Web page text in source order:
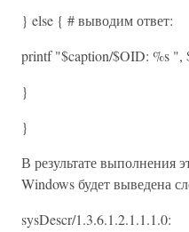
} else { # выводим ответ:
printf "$caption/$OID: %s ",
}
}
В результате выполнения
Windows будет выведена
sysDescr/1.3.6.1.2.1.1.1.0: